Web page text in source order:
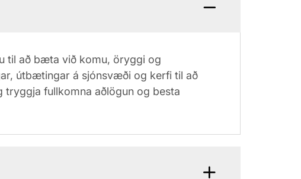
til að bæta við komu, öryggi og
útbætingar á sjónsvæði og kerfi til að
fullkomna aðlögun og besta